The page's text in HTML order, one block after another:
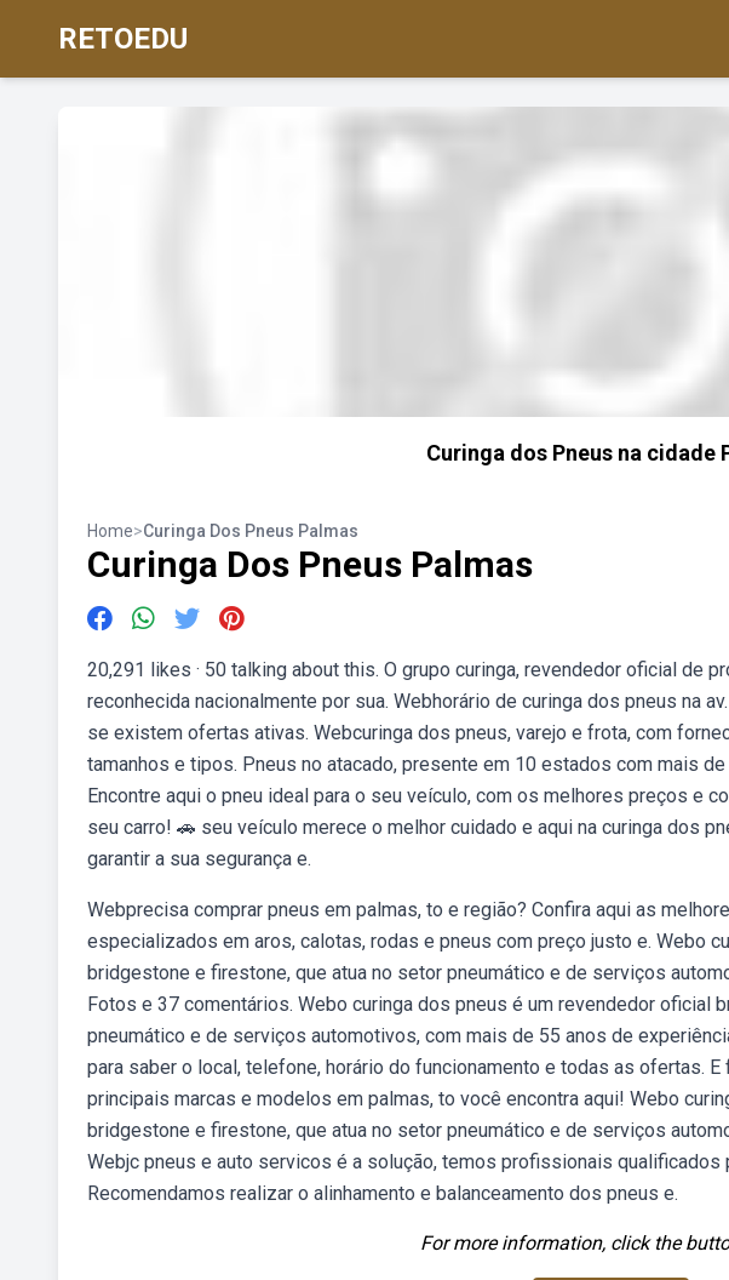
RETOEDU
Curinga dos Pneus na cidade
Home>Curinga Dos Pneus Palmas
Curinga Dos Pneus Palmas
20,291 likes · 50 talking about this. O grupo curinga, revendedor oficial de
reconhecida nacionalmente por sua. Webhorário de curinga dos pneus na
se existem ofertas ativas. Webcuringa dos pneus, varejo e frota, com
tamanhos e tipos. Pneus no atacado, presente em 10 estados com mais
Encontre aqui o pneu ideal para o seu veículo, com os melhores preços e
seu carro! 🚗 seu veículo merece o melhor cuidado e aqui na curinga dos
garantir a sua segurança e.
Webprecisa comprar pneus em palmas, to e região? Confira aqui as
especializados em aros, calotas, rodas e pneus com preço justo e. Webo
bridgestone e firestone, que atua no setor pneumático e de serviços
Fotos e 37 comentários. Webo curinga dos pneus é um revendedor oficial
pneumático e de serviços automotivos, com mais de 55 anos de
para saber o local, telefone, horário do funcionamento e todas as ofertas.
principais marcas e modelos em palmas, to você encontra aqui! Webo
bridgestone e firestone, que atua no setor pneumático e de serviços
Webjc pneus e auto servicos é a solução, temos profissionais qualificados
Recomendamos realizar o alinhamento e balanceamento dos pneus e.
For more information, click the